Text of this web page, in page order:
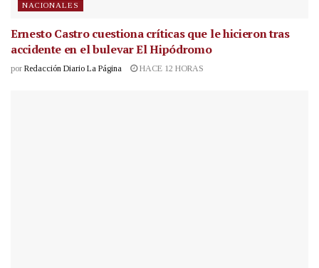
NACIONALES
Ernesto Castro cuestiona críticas que le hicieron tras
accidente en el bulevar El Hipódromo
por Redacción Diario La Página HACE 12 HORAS